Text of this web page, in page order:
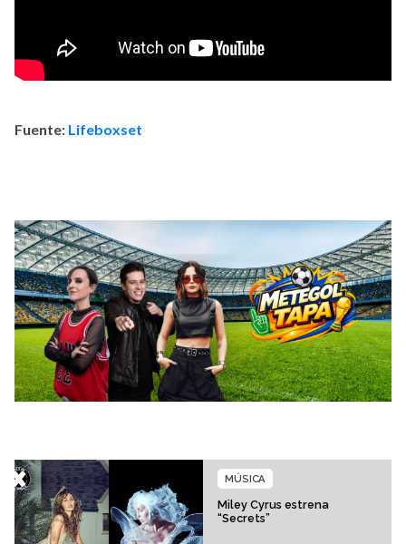
Fuente: Lifeboxset
Miley Cyrus estrena
“Secrets”
MÚSICA